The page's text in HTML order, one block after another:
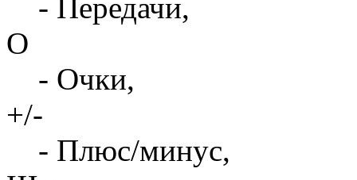
- Передачи,
О
- Очки,
+/-
- Плюс/минус,